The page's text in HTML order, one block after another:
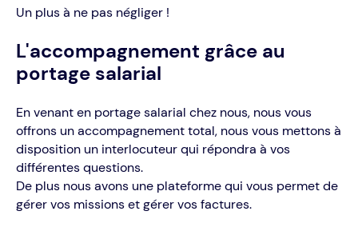
Un plus à ne pas négliger !
L'accompagnement grâce au
portage salarial
En venant en portage salarial chez nous, nous vous
offrons un accompagnement total, nous vous mettons à
disposition un interlocuteur qui répondra à vos
différentes questions.
De plus nous avons une plateforme qui vous permet de
gérer vos missions et gérer vos factures.